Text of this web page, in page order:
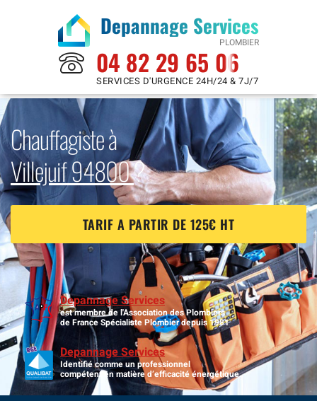
Depannage Services
PLOMBIER
04 82 29 65 06
SERVICES D'URGENCE 24H/24 & 7J/7
Chauffagiste à
Villejuif 94800?
TARIF A PARTIR DE 125€ HT
Depannage Services
est membre de l'Association des Plombiers
de France Spécialiste Plombier depuis 1981
Depannage Services
Identifié comme un professionnel
compétent en matière d’efficacité énergétique.